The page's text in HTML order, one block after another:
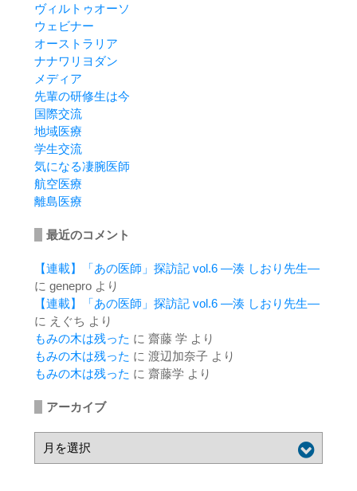
ヴィルトゥオーソ
ウェビナー
オーストラリア
ナナワリヨダン
メディア
先輩の研修生は今
国際交流
地域医療
学生交流
気になる凄腕医師
航空医療
離島医療
最近のコメント
【連載】「あの医師」探訪記 vol.6 ―湊 しおり先生―
に geneproより
【連載】「あの医師」探訪記 vol.6 ―湊 しおり先生―
に えぐち より
もみの木は残った に 齋藤 学 より
もみの木は残った に 渡辺加奈子より
もみの木は残った に 齋藤学 より
アーカイブ